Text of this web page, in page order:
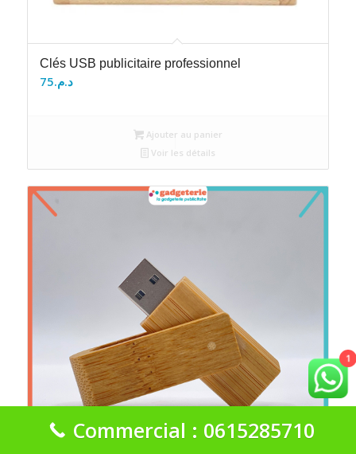
Clés USB publicitaire professionnel
د.م.75
Ajouter au panier
Voir les détails
1
Commercial : 0615285710